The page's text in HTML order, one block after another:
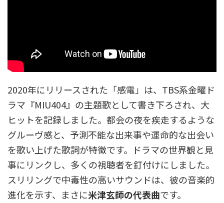
2020年にリリースされた「感電」は、TBS系金曜ド
ラマ『MIU404』の主題歌として書き下ろされ、大
ヒットを記録しました。都会の夜を疾走するような
グルーヴ感と、予測不能な出来事や運命的な出会い
を歌い上げた歌詞が特徴です。ドラマの世界観と見
事にリンクし、多くの視聴者を釘付けにしました。
スリリングで中毒性の高いサウンドは、彼の音楽的
進化を示す、まさに米津玄師の代表曲です。